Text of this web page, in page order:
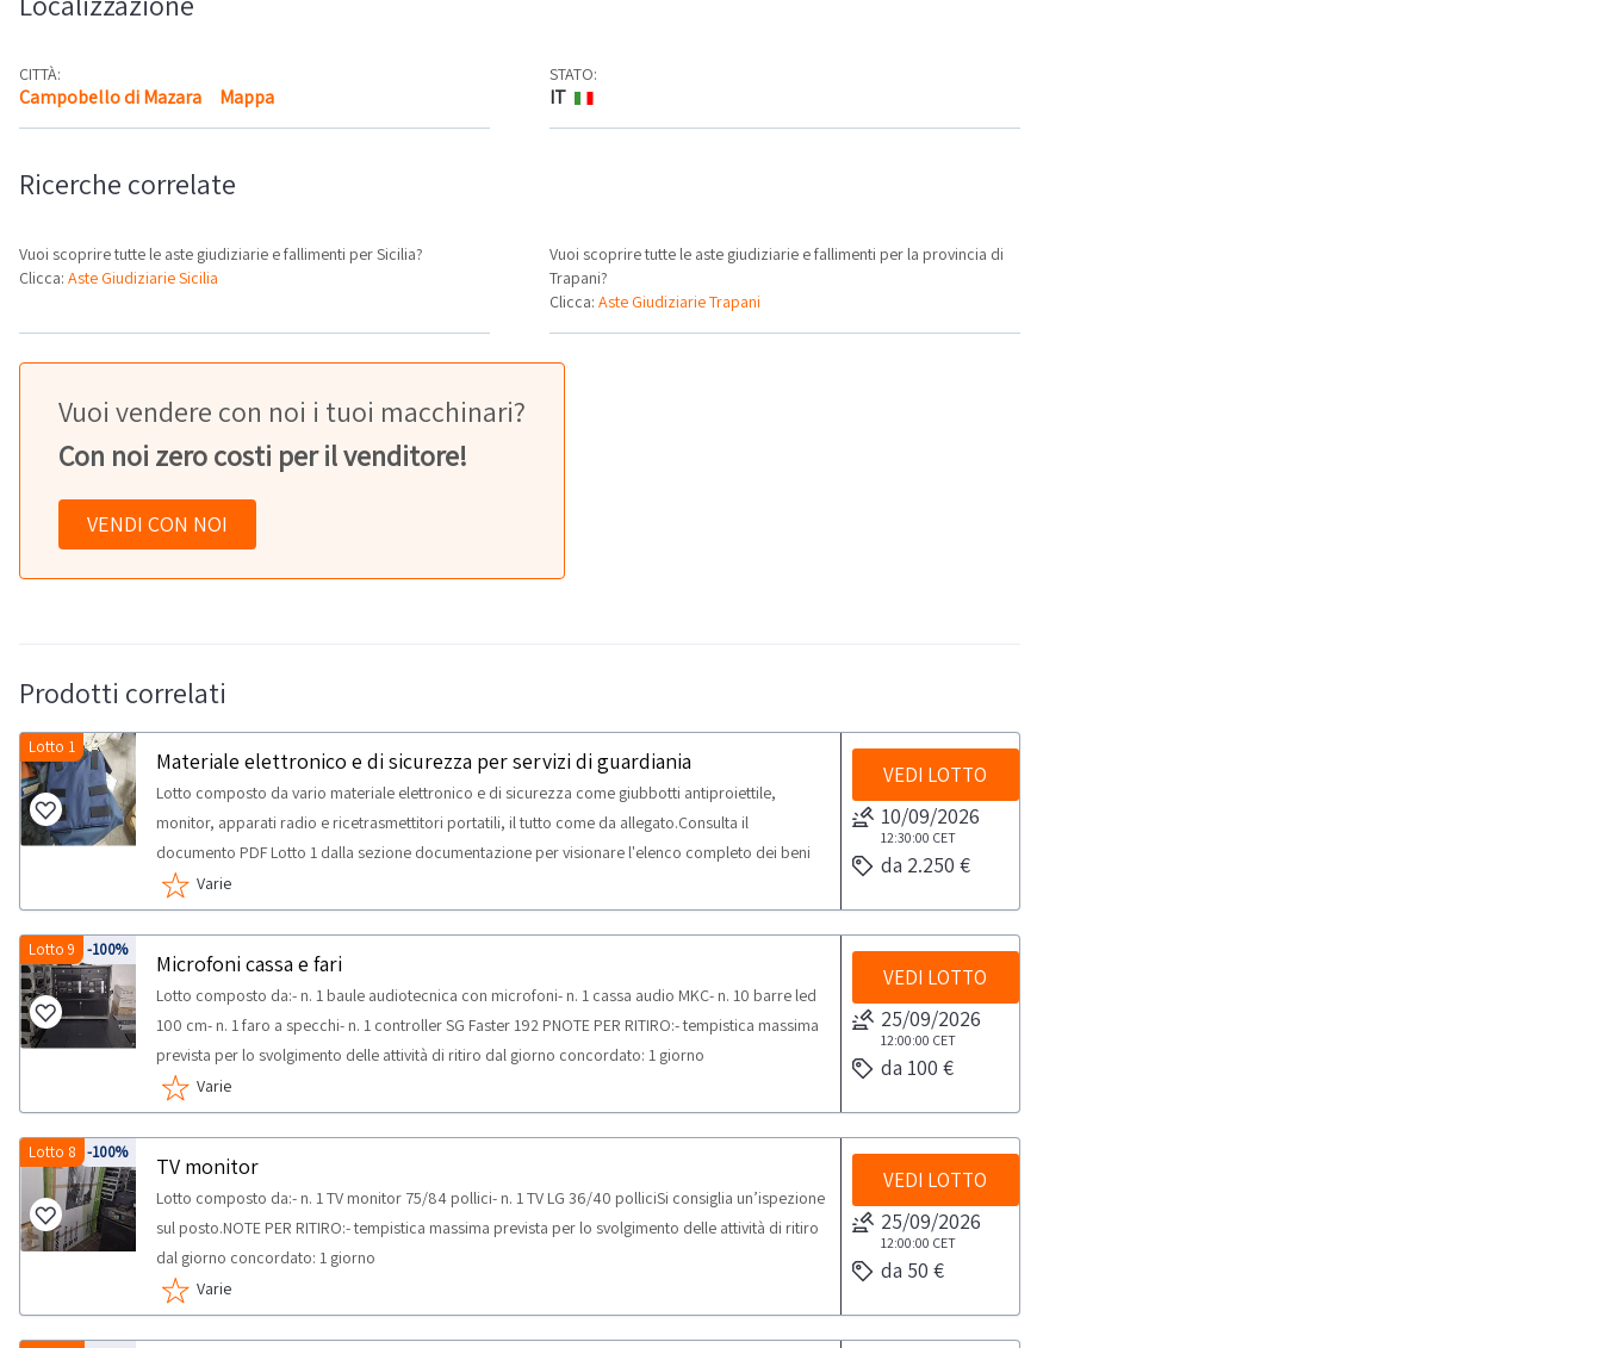
CITTÀ:
Campobello di Mazara Mappa
STATO:
IT
Ricerche correlate
Vuoi scoprire tutte le aste giudiziarie e fallimenti per Sicilia?
Clicca: Aste Giudiziarie Sicilia
Vuoi scoprire tutte le aste giudiziarie e fallimenti per la provincia di
Trapani?
Clicca:Aste Giudiziarie Trapani
Vuoi vendere con noi i tuoi macchinari?
Con noi zero costi per il venditore!
VENDI CON NOI
Prodotti correlati
Lotto 1
Materiale elettronico e di sicurezza per servizi di guardiania
Lotto composto da vario materiale elettronico e di sicurezza come giubbotti antiproiettile,
monitor, apparati radio e ricetrasmettitori portatili, il tutto come da allegato.Consulta il
documento PDF Lotto 1 dalla sezione documentazione per visionare l'elenco completo dei beni
inclusi in questo lotto.Beni venduti a corpo e non a misura. Alcune quantità potrebbero non
corrispondere. Si consiglia un’ispezione sul posto. NOTE DI VENDITA:- Si segnala che nella vendita
sono compresi giubbotti antiproiettili usati, che hanno superato il termine di vita utile indicato dal
produttore e pertanto non vengono venduti né garantiti come dispositivi idonei alla protezione
personale. L'acquirente dichiara di essere a conoscenza dello stato del bene, della sua scadenza
e dell'assenza di qualsiasi garanzia circa le prestazioni balistiche originarie. La vendita avviene
esclusivamente come oggetto da collezione, esposizione, studio, addestramento o utilizzi
analoghi non connessi alla protezione personale. Il bene è ceduto 'visto e piaciuto' nello stato in
cui si trova. NOTE PER RITIRO:- tempistica massima prevista per lo svolgimento delle attività di
furgone
Varie
VEDI LOTTO
10/09/2026
12:30:00 CET
da 2.250 €
-100%
Lotto 9
Microfoni cassa e fari
Lotto composto da:- n. 1 baule audiotecnica con microfoni- n. 1 cassa audio MKC- n. 10 barre led
100 cm- n. 1 faro a specchi- n. 1 controller SG Faster 192 PNOTE PER RITIRO:- tempistica massima
prevista per lo svolgimento delle attività di ritiro dal giorno concordato: 1 giorno
Varie
VEDI LOTTO
25/09/2026
12:00:00 CET
da 100 €
-100%
Lotto 8
TV monitor
Lotto composto da:- n. 1 TV monitor 75/84 pollici- n. 1 TV LG 36/40 polliciSi consiglia un’ispezione
sul posto.NOTE PER RITIRO:- tempistica massima prevista per lo svolgimento delle attività di ritiro
dal giorno concordato: 1 giorno
Varie
VEDI LOTTO
25/09/2026
12:00:00 CET
da 50 €